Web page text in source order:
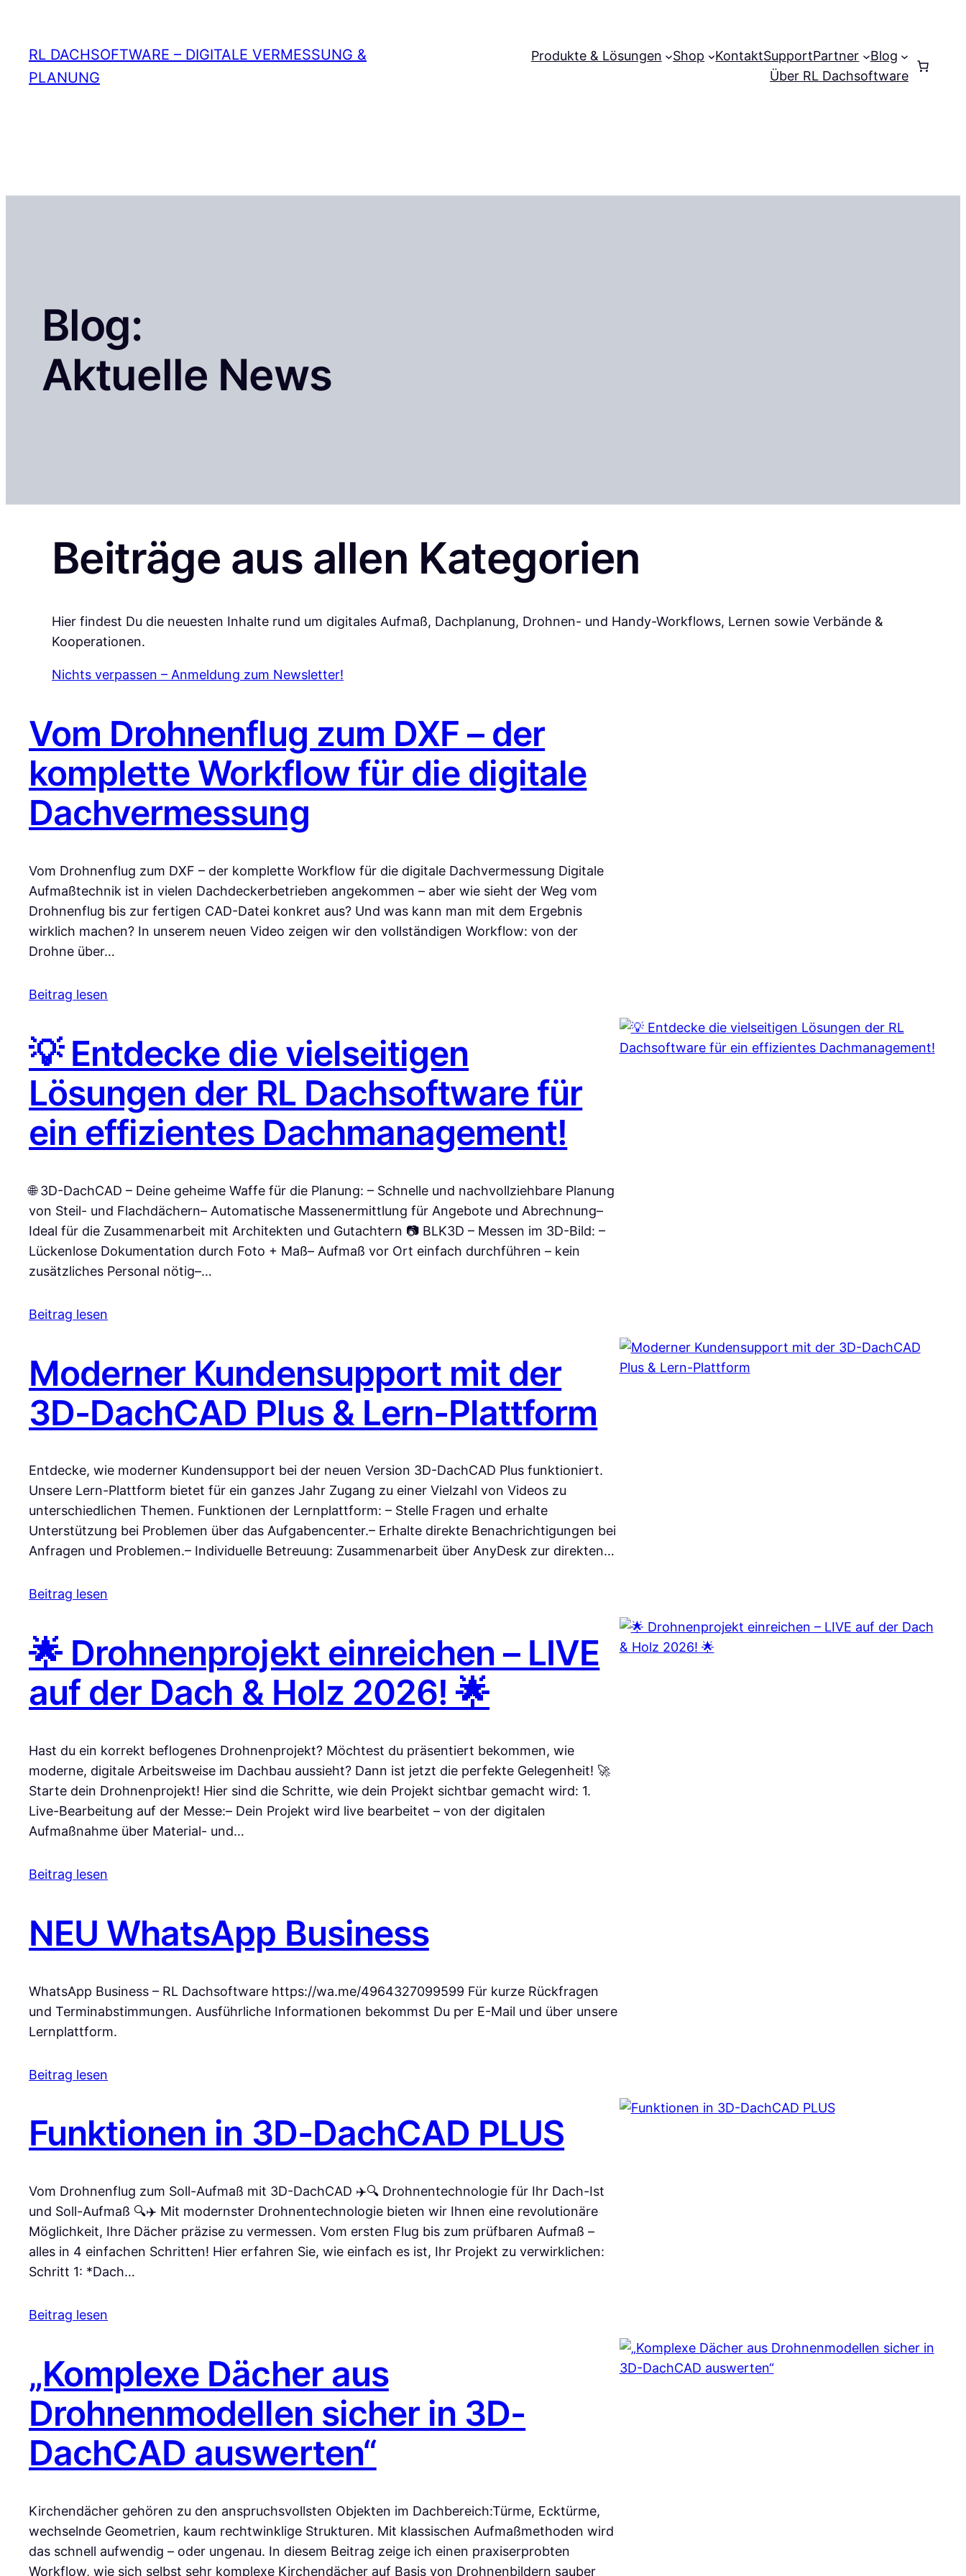
springen
RL DACHSOFTWARE – DIGITALE VERMESSUNG &
PLANUNG
Produkte & Lösungen Shop KontaktSupportPartner
Blog
Über RL Dachsoftware
Anmelden
Blog:
Aktuelle News
Beiträge aus allen Kategorien
Hier findest Du die neuesten Inhalte rund um digitales Aufmaß, Dachplanung, Drohnen- und Handy-Workflows, Lernen sowie Verbände &
Kooperationen.
Nichts verpassen – Anmeldung zum Newsletter!
Vom Drohnenflug zum DXF – der
komplette Workflow für die digitale
Dachvermessung
Vom Drohnenflug zum DXF – der komplette Workflow für die digitale Dachvermessung Digitale
Aufmaßtechnik ist in vielen Dachdeckerbetrieben angekommen – aber wie sieht der Weg vom
Drohnenflug bis zur fertigen CAD-Datei konkret aus? Und was kann man mit dem Ergebnis
wirklich machen? In unserem neuen Video zeigen wir den vollständigen Workflow: von der
Drohne über…
Beitrag lesen
💡 Entdecke die vielseitigen
Lösungen der RL Dachsoftware für
ein effizientes Dachmanagement!
🌐 3D-DachCAD – Deine geheime Waffe für die Planung: – Schnelle und nachvollziehbare Planung
von Steil- und Flachdächern– Automatische Massenermittlung für Angebote und Abrechnung–
Ideal für die Zusammenarbeit mit Architekten und Gutachtern 📷 BLK3D – Messen im 3D-Bild: –
Lückenlose Dokumentation durch Foto + Maß– Aufmaß vor Ort einfach durchführen – kein
zusätzliches Personal nötig–…
Beitrag lesen
Moderner Kundensupport mit der
3D-DachCAD Plus & Lern-Plattform
Entdecke, wie moderner Kundensupport bei der neuen Version 3D-DachCAD Plus funktioniert.
Unsere Lern-Plattform bietet für ein ganzes Jahr Zugang zu einer Vielzahl von Videos zu
unterschiedlichen Themen. Funktionen der Lernplattform: – Stelle Fragen und erhalte
Unterstützung bei Problemen über das Aufgabencenter.– Erhalte direkte Benachrichtigungen bei
Anfragen und Problemen.– Individuelle Betreuung: Zusammenarbeit über AnyDesk zur direkten…
Beitrag lesen
🌟 Drohnenprojekt einreichen – LIVE
auf der Dach & Holz 2026! 🌟
Hast du ein korrekt beflogenes Drohnenprojekt? Möchtest du präsentiert bekommen, wie
moderne, digitale Arbeitsweise im Dachbau aussieht? Dann ist jetzt die perfekte Gelegenheit! 🚀
Starte dein Drohnenprojekt! Hier sind die Schritte, wie dein Projekt sichtbar gemacht wird: 1.
Live-Bearbeitung auf der Messe:– Dein Projekt wird live bearbeitet – von der digitalen
Aufmaßnahme über Material- und…
Beitrag lesen
NEU WhatsApp Business
WhatsApp Business – RL Dachsoftware https://wa.me/4964327099599 Für kurze Rückfragen
und Terminabstimmungen. Ausführliche Informationen bekommst Du per E-Mail und über unsere
Lernplattform.
Beitrag lesen
Funktionen in 3D-DachCAD PLUS
Vom Drohnenflug zum Soll-Aufmaß mit 3D-DachCAD ✈️🔍 Drohnentechnologie für Ihr Dach-Ist
und Soll-Aufmaß 🔍✈️ Mit modernster Drohnentechnologie bieten wir Ihnen eine revolutionäre
Möglichkeit, Ihre Dächer präzise zu vermessen. Vom ersten Flug bis zum prüfbaren Aufmaß –
alles in 4 einfachen Schritten! Hier erfahren Sie, wie einfach es ist, Ihr Projekt zu verwirklichen:
Schritt 1: *Dach…
Beitrag lesen
„Komplexe Dächer aus
Drohnenmodellen sicher in 3D-
DachCAD auswerten“
Kirchendächer gehören zu den anspruchsvollsten Objekten im Dachbereich:Türme, Ecktürme,
wechselnde Geometrien, kaum rechtwinklige Strukturen. Mit klassischen Aufmaßmethoden wird
das schnell aufwendig – oder ungenau. In diesem Beitrag zeige ich einen praxiserprobten
Workflow, wie sich selbst sehr komplexe Kirchendächer auf Basis von Drohnenbildern sauber